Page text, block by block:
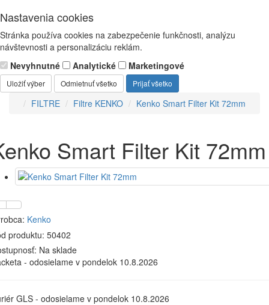
Nastavenia cookies
Stránka používa cookies na zabezpečenie funkčnosti, analýzu
návštevnosti a personalizáciu reklám.
Nevyhnutné
Analytické Marketingové
Uložiť výber Odmietnuť všetko Prijať všetko
FILTRE Filtre KENKO Kenko Smart Filter Kit 72mm
Smart Filter Kit 72mm
Kenko
produktu: 50402
Na sklade
- odosielame v pondelok 10.8.2026
GLS - odosielame v pondelok 10.8.2026